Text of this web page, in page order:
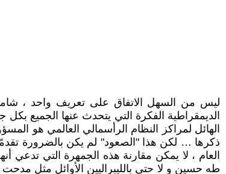
ليس من السهل الاتفاق على تعريف واحد ، شامل
الديمقراطية الفكرة التي يتحدث عنها الجميع بكل
الهائل لمراكز النظام الرأسمالي العالمي هو
ذكرها … لكن هذا "الصعود" لم يكن بالضرورة تقدمًا
العام ، لا يمكن مقارنة هذه الجمهرة التي تدعي
طه حسين و لا حتى بالليبراليين الأوائل مثل